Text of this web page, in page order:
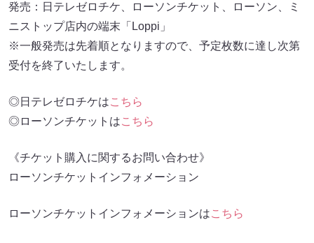
発売：日テレゼロチケ、ローソンチケット、ローソン、ミ
ニストップ店内の端末「Loppi」
※一般発売は先着順となりますので、予定枚数に達し次第
受付を終了いたします。
◎日テレゼロチケはこちら
◎ローソンチケットはこちら
《チケット購入に関するお問い合わせ》
ローソンチケットインフォメーション
ローソンチケットインフォメーションはこちら